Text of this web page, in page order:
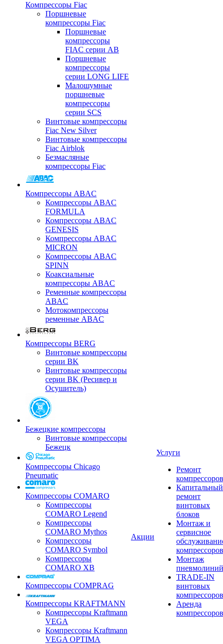
Компрессоры Fiac
Поршневые
компрессоры Fiac
Поршневые
компрессоры
FIAC серии AB
Поршневые
компрессоры
серии LONG LIFE
Малошумные
поршневые
компрессоры
серии SCS
Винтовые компрессоры
Fiac New Silver
Винтовые компрессоры
Fiac Airblok
Безмасляные
компрессоры Fiac
Компрессоры ABAC
Компрессоры ABAC
FORMULA
Компрессоры ABAC
GENESIS
Компрессоры ABAC
MICRON
Компрессоры ABAC
SPINN
Коаксиальные
компрессоры ABAC
Ременные компрессоры
ABAC
Мотокомпрессоры
ременные ABAC
Компрессоры BERG
Винтовые компрессоры
серии BK
Винтовые компрессоры
серии BK (Ресивер и
Осушитель)
Бежецкие компрессоры
Винтовые компрессоры
Бежецк
Компрессоры Chicago
Pneumatic
Компрессоры COMARO
Компрессоры
COMARO Legend
Компрессоры
COMARO Mythos
Компрессоры
COMARO Symbol
Компрессоры
COMARO XB
Компрессоры COMPRAG
Компрессоры KRAFTMANN
Компрессоры Kraftmann
VEGA
Компрессоры Kraftmann
VEGA OPTIMA
Акции
Услуги
Ремонт
компрессоров
Капитальный
ремонт
винтовых
блоков
Монтаж и
сервисное
компрессоров
Монтаж
пневмолиний
TRADE-IN
винтовых
компрессоров
Аренда
компрессоров